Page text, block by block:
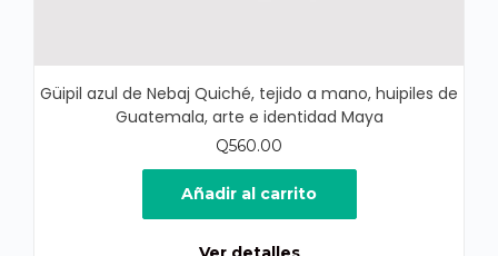
Güipil azul de Nebaj Quiché, tejido a mano, huipiles de
Guatemala, arte e identidad Maya
Q560.00
Añadir al carrito